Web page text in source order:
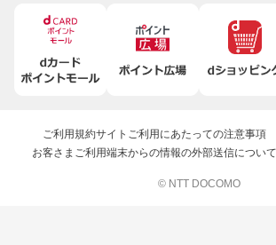
ご利用規約サイトご利用にあたっての注意事項
お客さまご利用端末からの情報の外部送信について
© NTT DOCOMO